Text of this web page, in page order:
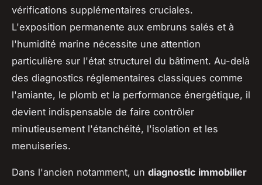
vérifications supplémentaires cruciales.
L'exposition permanente aux embruns salés et à
l'humidité marine nécessite une attention
particulière sur l'état structurel du bâtiment. Au-delà
des diagnostics réglementaires classiques comme
l'amiante, le plomb et la performance énergétique, il
devient indispensable de faire contrôler
minutieusement l'étanchéité, l'isolation et les
menuiseries.
Dans l'ancien notamment, un diagnostic immobilier